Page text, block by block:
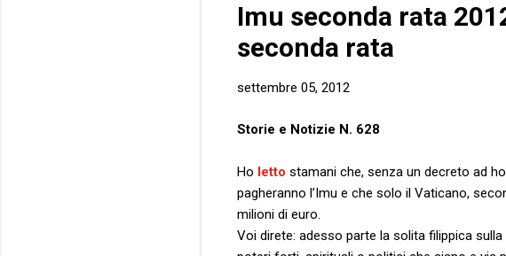
Imu seconda rata
seconda rata
settembre 05, 2012
Storie e Notizie N. 628
Ho letto stamani che, senza un decreto ad
pagheranno l’Imu e che solo il Vaticano,
milioni di euro.
Voi direte: adesso parte la solita filippica